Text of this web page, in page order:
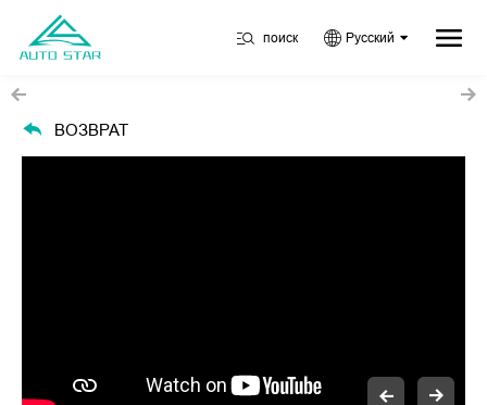
поиск Русский
ВОЗВРАТ